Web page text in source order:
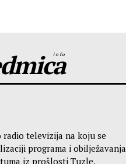
info
radio televizija na koju se
programa i obilježavanja
iz prošlosti Tuzle,